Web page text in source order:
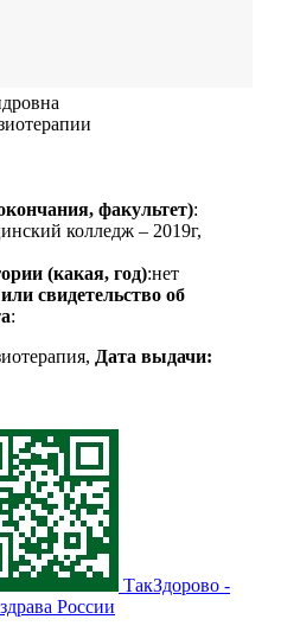
факультет):
колледж – 2019г,
(какая, год):нет
свидетельство об
:
Дата выдачи:
ТакЗдорово -
России